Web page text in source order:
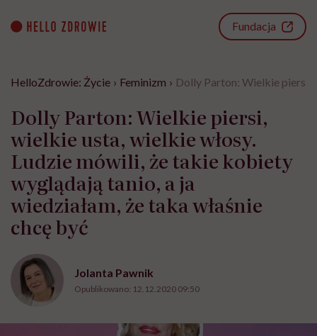
content
Fundacja
HelloZdrowie: Życie › Feminizm › Dolly Parton: Wielkie piersi,
Dolly Parton: Wielkie piersi,
wielkie usta, wielkie włosy.
Ludzie mówili, że takie kobiety
wyglądają tanio, a ja
wiedziałam, że taka właśnie
chcę być
Jolanta Pawnik
Opublikowano: 12.12.2020 09:50